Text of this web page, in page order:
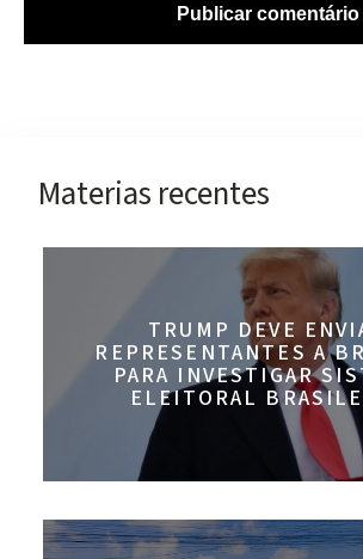
Materias recentes
TRUMP DEVE
REPRESENTANTES A
PARA INVESTIGAR
ELEITORAL